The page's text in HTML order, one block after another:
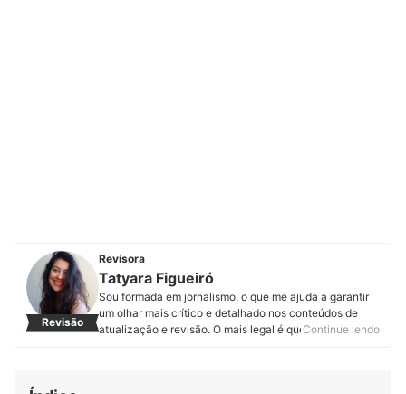
Revisão
Revisora
Tatyara Figueiró
Sou formada em jornalismo, o que me ajuda a garantir
um olhar mais crítico e detalhado nos conteúdos de
atualização e revisão. O mais legal é que, como o
Continue lendo